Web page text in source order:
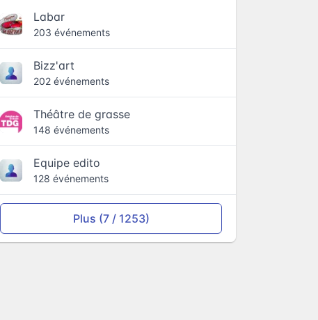
Labar
203 événements
Bizz'art
202 événements
Théâtre de grasse
148 événements
Equipe edito
128 événements
Plus (7 / 1253)